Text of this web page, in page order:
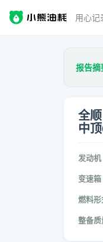
用心记
报告摘
全
中
发动机
变速箱
燃料形
整备质